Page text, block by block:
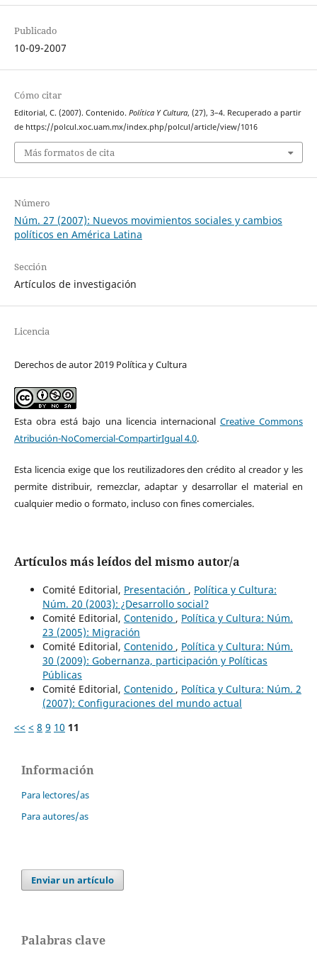
Publicado
10-09-2007
Cómo citar
Editorial, C. (2007). Contenido. Política Y Cultura, (27), 3–4. Recuperado a partir
de https://polcul.xoc.uam.mx/index.php/polcul/article/view/1016
Más formatos de cita
Número
Núm. 27 (2007): Nuevos movimientos sociales y cambios
políticos en América Latina
Sección
Artículos de investigación
Licencia
Derechos de autor 2019 Política y Cultura
Esta obra está bajo una licencia internacional Creative Commons
Atribución-NoComercial-CompartirIgual 4.0.
Esta licencia exige que los reutilizadores den crédito al creador y les
permite distribuir, remezclar, adaptar y desarrollar el material en
cualquier medio o formato, incluso con fines comerciales.
Artículos más leídos del mismo autor/a
Comité Editorial, Presentación , Política y Cultura:
Núm. 20 (2003): ¿Desarrollo social?
Comité Editorial, Contenido , Política y Cultura: Núm.
23 (2005): Migración
Comité Editorial, Contenido , Política y Cultura: Núm.
30 (2009): Gobernanza, participación y Políticas
Públicas
Comité Editorial, Contenido , Política y Cultura: Núm. 2
(2007): Configuraciones del mundo actual
<< < 8 9 10 11
Información
Para lectores/as
Para autores/as
Enviar un artículo
Palabras clave